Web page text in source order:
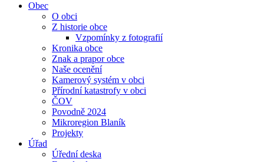
Obec
O obci
Z historie obce
Vzpomínky z fotografií
Kronika obce
Znak a prapor obce
Naše ocenění
Kamerový systém v obci
Přírodní katastrofy v obci
ČOV
Povodně 2024
Mikroregion Blaník
Projekty
Úřad
Úřední deska